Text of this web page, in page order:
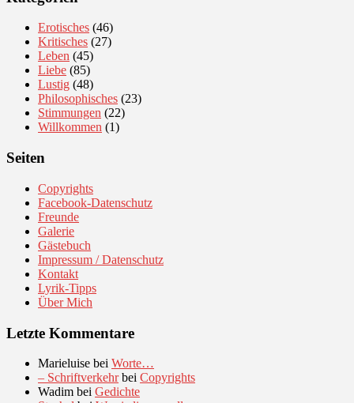
Erotisches (46)
Kritisches (27)
Leben (45)
Liebe (85)
Lustig (48)
Philosophisches (23)
Stimmungen (22)
Willkommen (1)
Seiten
Copyrights
Facebook-Datenschutz
Freunde
Galerie
Gästebuch
Impressum / Datenschutz
Kontakt
Lyrik-Tipps
Über Mich
Letzte Kommentare
Marieluise bei Worte…
– Schriftverkehrbei Copyrights
Wadim bei Gedichte